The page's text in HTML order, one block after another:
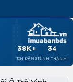
38K+
TIN ĐĂNG
34
TỈNH THÀNH